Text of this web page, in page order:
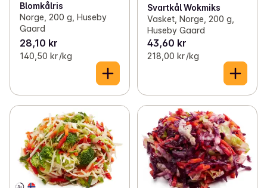
Blomkålris
Norge, 200 g, Huseby
Gaard
28,10 kr
140,50 kr /kg
Svartkål Wokmiks
Vasket, Norge, 200 g,
Huseby Gaard
43,60 kr
218,00 kr /kg